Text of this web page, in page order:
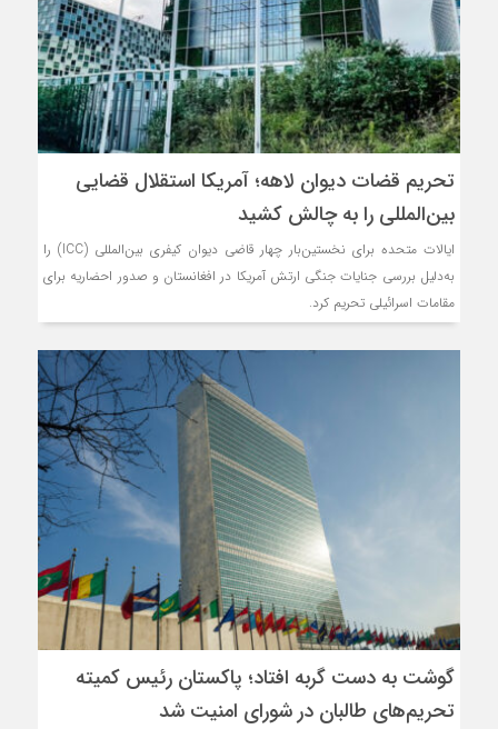
تحریم قضات دیوان لاهه؛ آمریکا استقلال قضایی
بین‌المللی را به چالش کشید
ایالات متحده برای نخستین‌بار چهار قاضی دیوان کیفری بین‌المللی (ICC) را
به‌دلیل بررسی جنایات جنگی ارتش آمریکا در افغانستان و صدور احضاریه برای
مقامات اسرائیلی تحریم کرد.
گوشت به دست گربه افتاد؛ پاکستان رئیس کمیته
تحریم‌های طالبان در شورای امنیت شد